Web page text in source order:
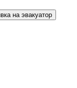
заявка на эвакуатор